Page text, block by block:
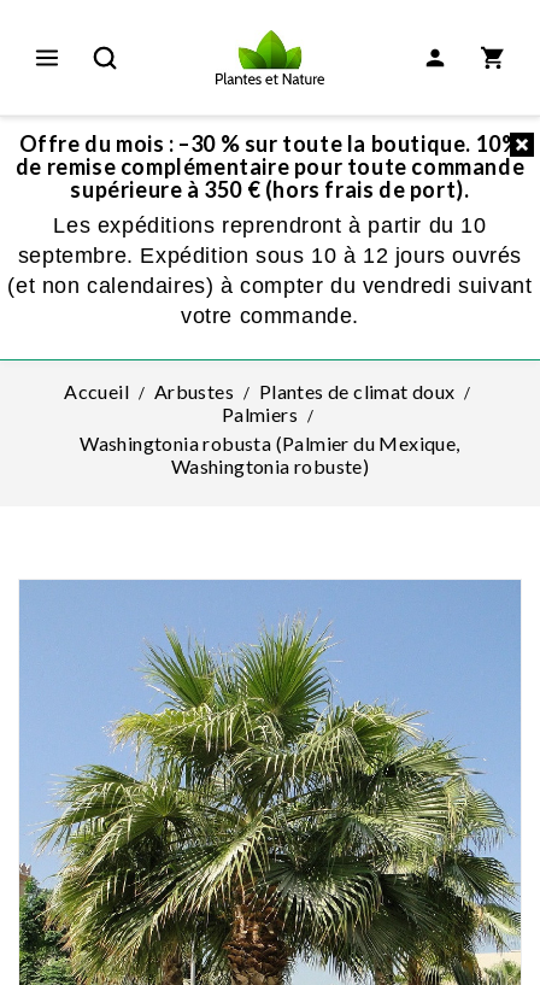
Offre du mois : –30 % sur toute la boutique. 10%
de remise complémentaire pour toute commande
supérieure à 350 € (hors frais de port).
Les expéditions reprendront à partir du 10
septembre. Expédition sous 10 à 12 jours ouvrés
(et non calendaires) à compter du vendredi suivant
votre commande.
Accueil Arbustes
Plantes de climat doux
Palmiers
Washingtonia robusta (Palmier du Mexique,
Washingtonia robuste)